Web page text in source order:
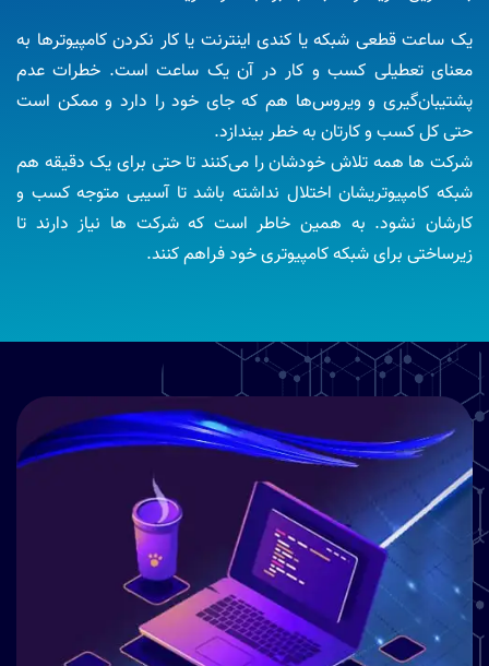
یک ساعت قطعی شبکه یا کندی اینترنت یا کار نکردن کامپیوترها به
معنای تعطیلی کسب و کار در آن یک ساعت است. خطرات عدم
پشتیبان‌گیری و ویروس‌ها هم که جای خود را دارد و ممکن است
حتی کل کسب و کارتان به خطر بیندازد.
شرکت ها همه‌ تلاش خودشان را می‌کنند تا حتی برای یک دقیقه هم
شبکه کامپیوتریشان اختلال نداشته باشد تا آسیبی متوجه کسب و
کارشان نشود. به همین خاطر است که شرکت ها نیاز دارند تا
زیرساختی برای شبکه کامپیوتری خود فراهم کنند.